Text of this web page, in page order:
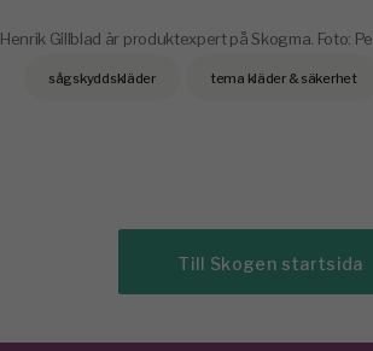
Henrik Gillblad är produktexpert på Skogma. Foto:
sågskyddskläder tema kläder & säkerhet
Till Skogen startsida